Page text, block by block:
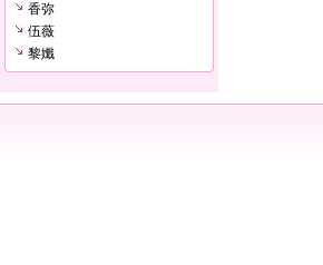
香弥
伍薇
黎孅